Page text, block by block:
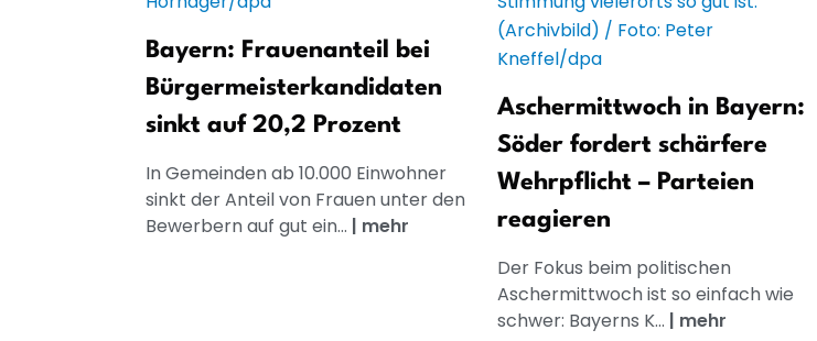
Bayern: Frauenanteil bei
Bürgermeisterkandidaten
sinkt auf 20,2 Prozent
In Gemeinden ab 10.000 Einwohner
sinkt der Anteil von Frauen unter den
Bewerbern auf gut ein... | mehr
Aschermittwoch in Bayern:
Söder fordert schärfere
Wehrpflicht – Parteien
reagieren
Der Fokus beim politischen
Aschermittwoch ist so einfach wie
schwer: Bayerns K... | mehr